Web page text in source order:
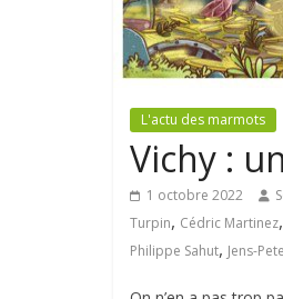
L'actu des marmots
Vichy :
1 octobre 2022
Turpin, Cédric Martinez,
Philippe Sahut, Jens-